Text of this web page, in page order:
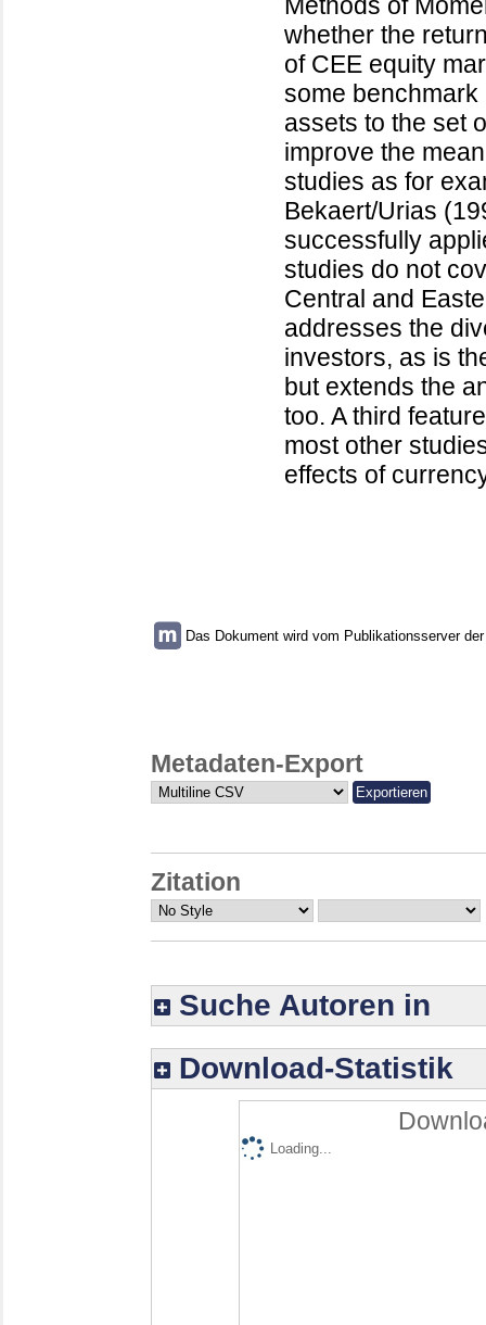
whether the
of CEE equity
some benchmark
assets to the set
improve the
studies as for
Bekaert/Urias
successfully
studies do not
Central and
addresses the
investors, as is
but extends the
too. A third
most other
effects of
Das Dokument wird vom Publikationsserver
Metadaten-Export
Zitation
Suche Autoren in
Download-Statistik
Loading...